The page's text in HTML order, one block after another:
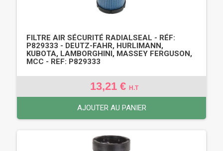
FILTRE AIR SÉCURITÉ RADIALSEAL - RÉF:
P829333 - DEUTZ-FAHR, HURLIMANN,
KUBOTA, LAMBORGHINI, MASSEY FERGUSON,
MCC - REF: P829333
13,21 € H.T
AJOUTER AU PANIER